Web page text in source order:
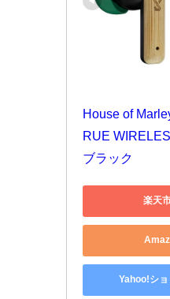
House of
RUE
ブラック
楽天
Yahoo!シ